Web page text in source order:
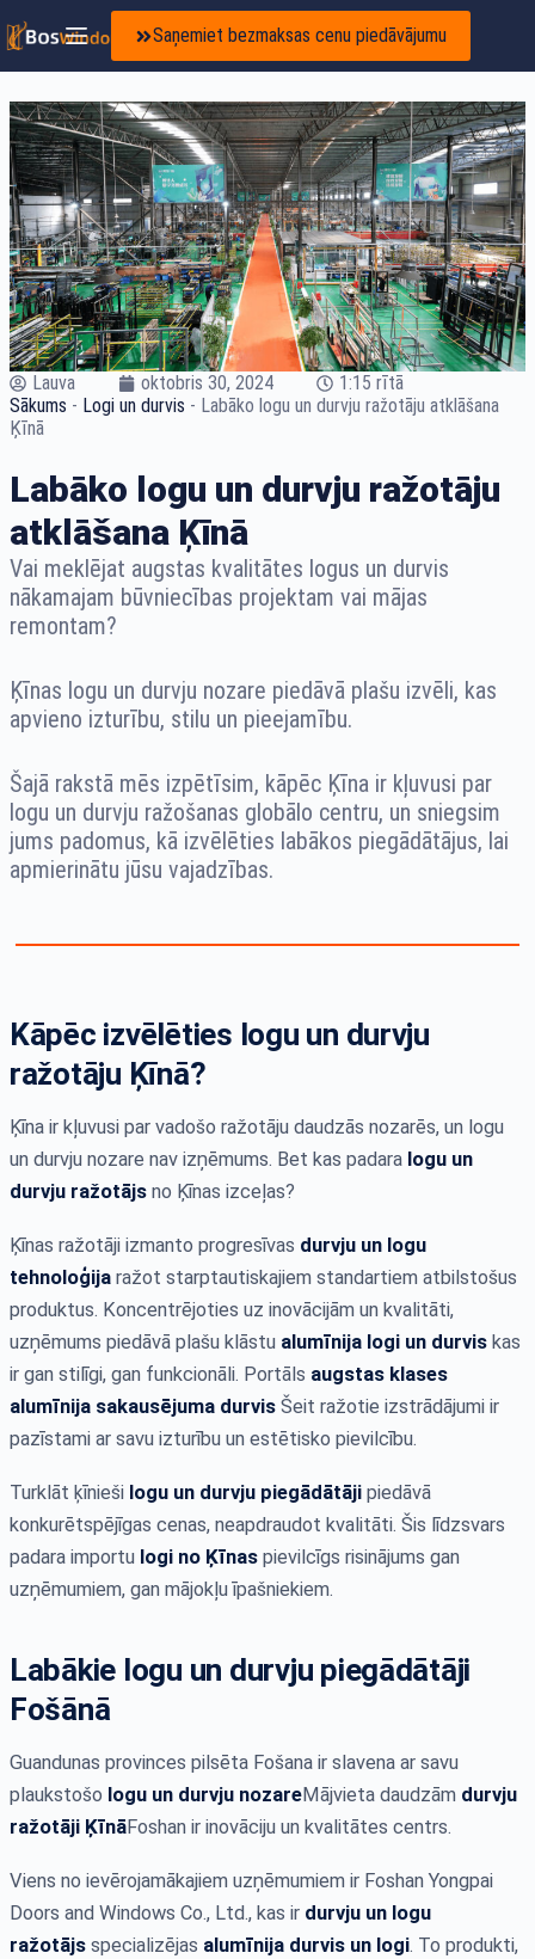
Saņemiet bezmaksas cenu piedāvājumu
Lauva oktobris 30, 2024
1:15 rītā
Sākums - Logi un durvis - Labāko logu un durvju ražotāju atklāšana
Ķīnā
Labāko logu un durvju ražotāju
atklāšana Ķīnā
Vai meklējat augstas kvalitātes logus un durvis
nākamajam būvniecības projektam vai mājas
remontam?
Ķīnas logu un durvju nozare piedāvā plašu izvēli, kas
apvieno izturību, stilu un pieejamību.
Šajā rakstā mēs izpētīsim, kāpēc Ķīna ir kļuvusi par
logu un durvju ražošanas globālo centru, un sniegsim
jums padomus, kā izvēlēties labākos piegādātājus, lai
apmierinātu jūsu vajadzības.
Kāpēc izvēlēties logu un durvju
ražotāju Ķīnā?
Ķīna ir kļuvusi par vadošo ražotāju daudzās nozarēs, un logu
un durvju nozare nav izņēmums. Bet kas padara logu un
durvju ražotājs no Ķīnas izceļas?
Ķīnas ražotāji izmanto progresīvas durvju un logu
tehnoloģija ražot starptautiskajiem standartiem atbilstošus
produktus. Koncentrējoties uz inovācijām un kvalitāti,
uzņēmums piedāvā plašu klāstu alumīnija logi un durvis kas
ir gan stilīgi, gan funkcionāli. Portāls augstas klases
alumīnija sakausējuma durvis Šeit ražotie izstrādājumi ir
pazīstami ar savu izturību un estētisko pievilcību.
Turklāt ķīnieši logu un durvju piegādātāji piedāvā
konkurētspējīgas cenas, neapdraudot kvalitāti. Šis līdzsvars
padara importu logi no Ķīnas pievilcīgs risinājums gan
uzņēmumiem, gan mājokļu īpašniekiem.
Labākie logu un durvju piegādātāji
Fošānā
Guandunas provinces pilsēta Fošana ir slavena ar savu
plaukstošo logu un durvju nozareMājvieta daudzām durvju
ražotāji ĶīnāFoshan ir inovāciju un kvalitātes centrs.
Viens no ievērojamākajiem uzņēmumiem ir Foshan Yongpai
Doors and Windows Co., Ltd., kas ir durvju un logu
ražotājs specializējas alumīnija durvis un logi. To produkti,